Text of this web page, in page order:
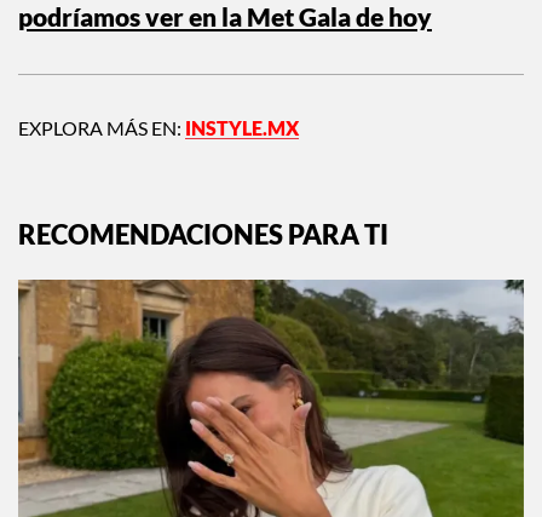
podríamos ver en la Met Gala de hoy
EXPLORA MÁS EN: INSTYLE.MX
RECOMENDACIONES PARA TI